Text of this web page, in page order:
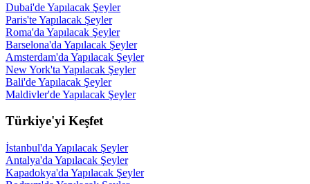
Dubai'de Yapılacak Şeyler
Paris'te Yapılacak Şeyler
Roma'da Yapılacak Şeyler
Barselona'da Yapılacak Şeyler
Amsterdam'da Yapılacak Şeyler
New York'ta Yapılacak Şeyler
Bali'de Yapılacak Şeyler
Maldivler'de Yapılacak Şeyler
Türkiye'yi Keşfet
İstanbul'da Yapılacak Şeyler
Antalya'da Yapılacak Şeyler
Kapadokya'da Yapılacak Şeyler